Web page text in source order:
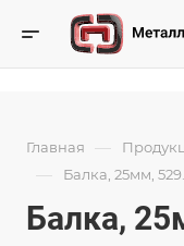
Главная —
— Балка, 25мм,
Балка,